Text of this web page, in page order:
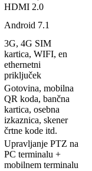
HDMI 2.0
Android 7.1
3G, 4G SIM
kartica, WIFI, en
ethernetni
priključek
Gotovina, mobilna
QR koda, bančna
kartica, osebna
izkaznica, skener
črtne kode itd.
Upravljanje PTZ na
PC terminalu +
mobilnem terminalu